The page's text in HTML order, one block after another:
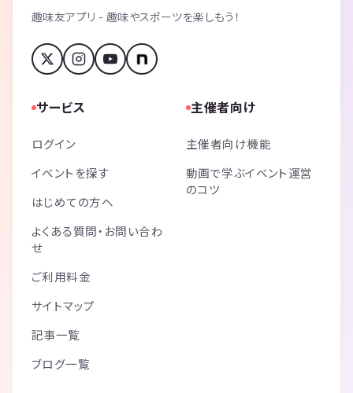
趣味友アプリ - 趣味やスポーツを楽しもう！
サービス
ログイン
イベントを探す
はじめての方へ
よくある質問・お問い合わ
せ
ご利用料金
サイトマップ
記事一覧
ブログ一覧
主催者向け
主催者向け機能
動画で学ぶイベント運営
のコツ